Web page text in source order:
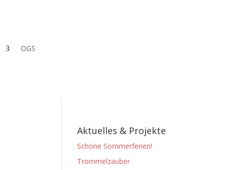
OGS
Aktuelles & Projekte
Schöne Sommerferien!
Trommelzauber